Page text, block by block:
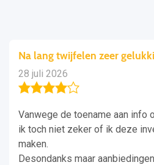
Na lang twijfelen zeer
28 juli 2026
Vanwege de toename aan info
ik toch niet zeker of ik deze
maken.
Desondanks maar